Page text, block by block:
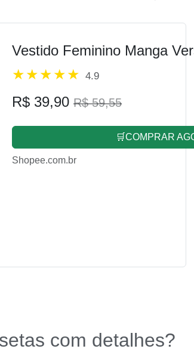
Vestido Feminino Manga
4.9
R$ 39,90 R$ 59,55
🛒COMPRAR
Shopee.com.br
com detalhes?